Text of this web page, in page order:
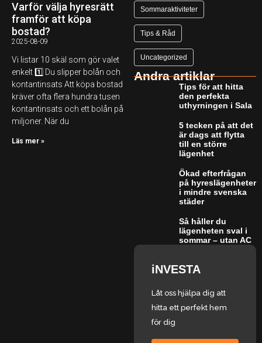
Varför välja hyresrätt
framför att köpa
bostad?
2025-08-09
Vi listar 10 skäl som gör valet
enkelt 1️⃣ Du slipper bolån och
kontantinsats Att köpa bostad
kräver ofta flera hundra tusen
kontantinsats och ett bolån på
miljoner. När du
Läs mer »
Sommaraktiviteter
Tips & Råd
Uncategorized
Andra artiklar
Tips för att hitta
den perfekta
uthyrningen i Sala
5 tecken på att det
är dags att flytta
till en större
lägenhet
Ökad efterfrågan
på hyreslägenheter
i mindre svenska
städer
Så håller du
lägenheten sval i
sommar – utan AC
iNVESTA
Låt oss hjälpa dig att
hitta ett perfekt hem
för dig